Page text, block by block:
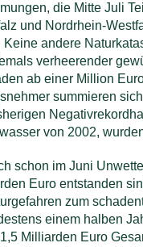
die Mitte Juli
und Nordrhein-
Keine andere
verheerender
ab einer Million
summieren
von 2002,
schon im Juni
Euro entstanden
zum
einem halben
Milliarden Euro